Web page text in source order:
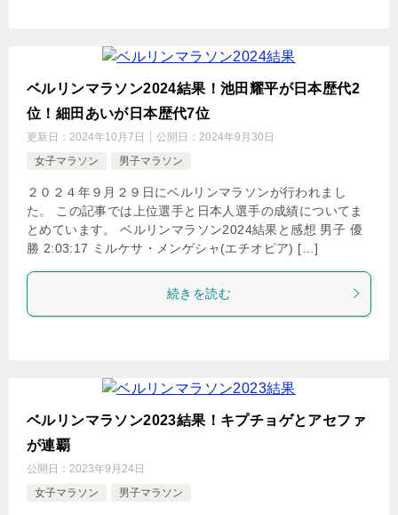
ベルリンマラソン2024結果！池田耀平が日本歴代2
位！細田あいが日本歴代7位
更新日： 2024年10月7日 公開日： 2024年9月30日
女子マラソン
男子マラソン
２０２４年９月２９日にベルリンマラソンが行われまし
た。 この記事では上位選手と日本人選手の成績についてま
とめています。 ベルリンマラソン2024結果と感想 男子 優
勝 2:03:17 ミルケサ・メンゲシャ(エチオピア) […]
続きを読む
ベルリンマラソン2023結果！キプチョゲとアセファ
が連覇
公開日： 2023年9月24日
女子マラソン
男子マラソン